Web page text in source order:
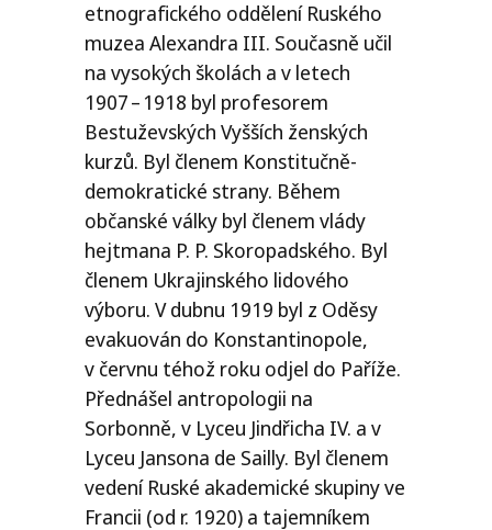
etnografického oddělení Ruského
muzea Alexandra III. Současně učil
na vysokých školách a v letech
1907 – 1918 byl profesorem
Bestuževských Vyšších ženských
kurzů. Byl členem Konstitučně-
demokratické strany. Během
občanské války byl členem vlády
hejtmana P. P. Skoropadského. Byl
členem Ukrajinského lidového
výboru. V dubnu 1919 byl z Oděsy
evakuován do Konstantinopole,
v červnu téhož roku odjel do Paříže.
Přednášel antropologii na
Sorbonně, v Lyceu Jindřicha IV. a v
Lyceu Jansona de Sailly. Byl členem
vedení Ruské akademické skupiny ve
Francii (od r. 1920) a tajemníkem